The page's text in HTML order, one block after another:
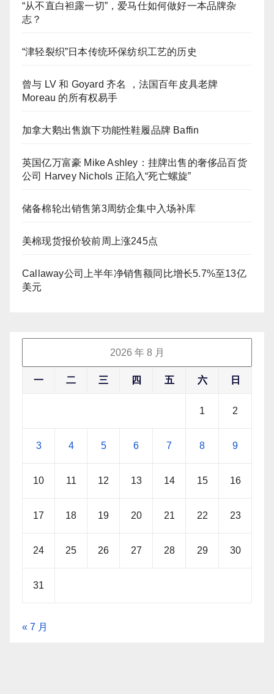
“从不直白袒露一切”，爱马仕如何做好一本品牌杂
志？
“津轻裂织”日本传统环保纺织工艺的历史
曾与 LV 和 Goyard 齐名 ，法国百年皮具老牌
Moreau 的所有权易手
加拿大鹅出售旗下功能性鞋履品牌 Baffin
英国亿万富豪 Mike Ashley：挂牌出售的奢侈品百货
公司 Harvey Nichols 正陷入“死亡螺旋”
储备棉轮出销售第3周纺企集中入场补库
美棉现货报价较前周上涨245点
Callaway公司上半年净销售额同比增长5.7%至13亿
美元
2026 年 8 月
一 二 三 四 五 六 日
1 2
3 4 5 6 7 8 9
10 11 12 13 14 15 16
17 18 19 20 21 22 23
24 25 26 27 28 29 30
31
« 7 月